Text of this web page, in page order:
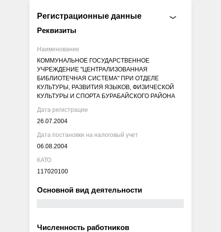
Регистрационные данные
Реквизиты
Наименование
КОММУНАЛЬНОЕ ГОСУДАРСТВЕННОЕ
УЧРЕЖДЕНИЕ "ЦЕНТРАЛИЗОВАННАЯ
БИБЛИОТЕЧНАЯ СИСТЕМА" ПРИ ОТДЕЛЕ
КУЛЬТУРЫ, РАЗВИТИЯ ЯЗЫКОВ, ФИЗИЧЕСКОЙ
КУЛЬТУРЫ И СПОРТА БУРАБАЙСКОГО РАЙОНА
Дата регистрации
26.07.2004
Дата постановки на налоговый учет
06.08.2004
КАТО
117020100
Основной вид деятельности
Численность работников